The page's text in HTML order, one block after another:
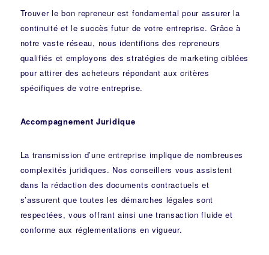
Trouver le bon repreneur est fondamental pour assurer la
continuité et le succès futur de votre entreprise. Grâce à
notre vaste réseau, nous identifions des repreneurs
qualifiés et employons des stratégies de marketing ciblées
pour attirer des acheteurs répondant aux critères
spécifiques de votre entreprise.
Accompagnement Juridique
La transmission d’une entreprise implique de nombreuses
complexités juridiques. Nosconseillers vous assistent
dans la rédaction des documents contractuels et
s’assurent que toutes les démarches légales sont
respectées, vous offrant ainsi une transaction fluide et
conforme aux réglementations en vigueur.